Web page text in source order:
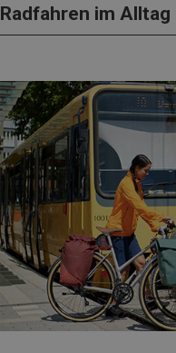
Radfahren im Alltag